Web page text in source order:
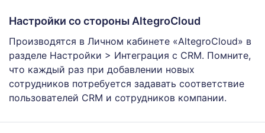
Настройки со стороны AltegroCloud
Производятся в Личном кабинете «AltegroCloud» в
разделе Настройки > Интеграция с CRM. Помните,
что каждый раз при добавлении новых
сотрудников потребуется задавать соответствие
пользователей CRM и сотрудников компании.